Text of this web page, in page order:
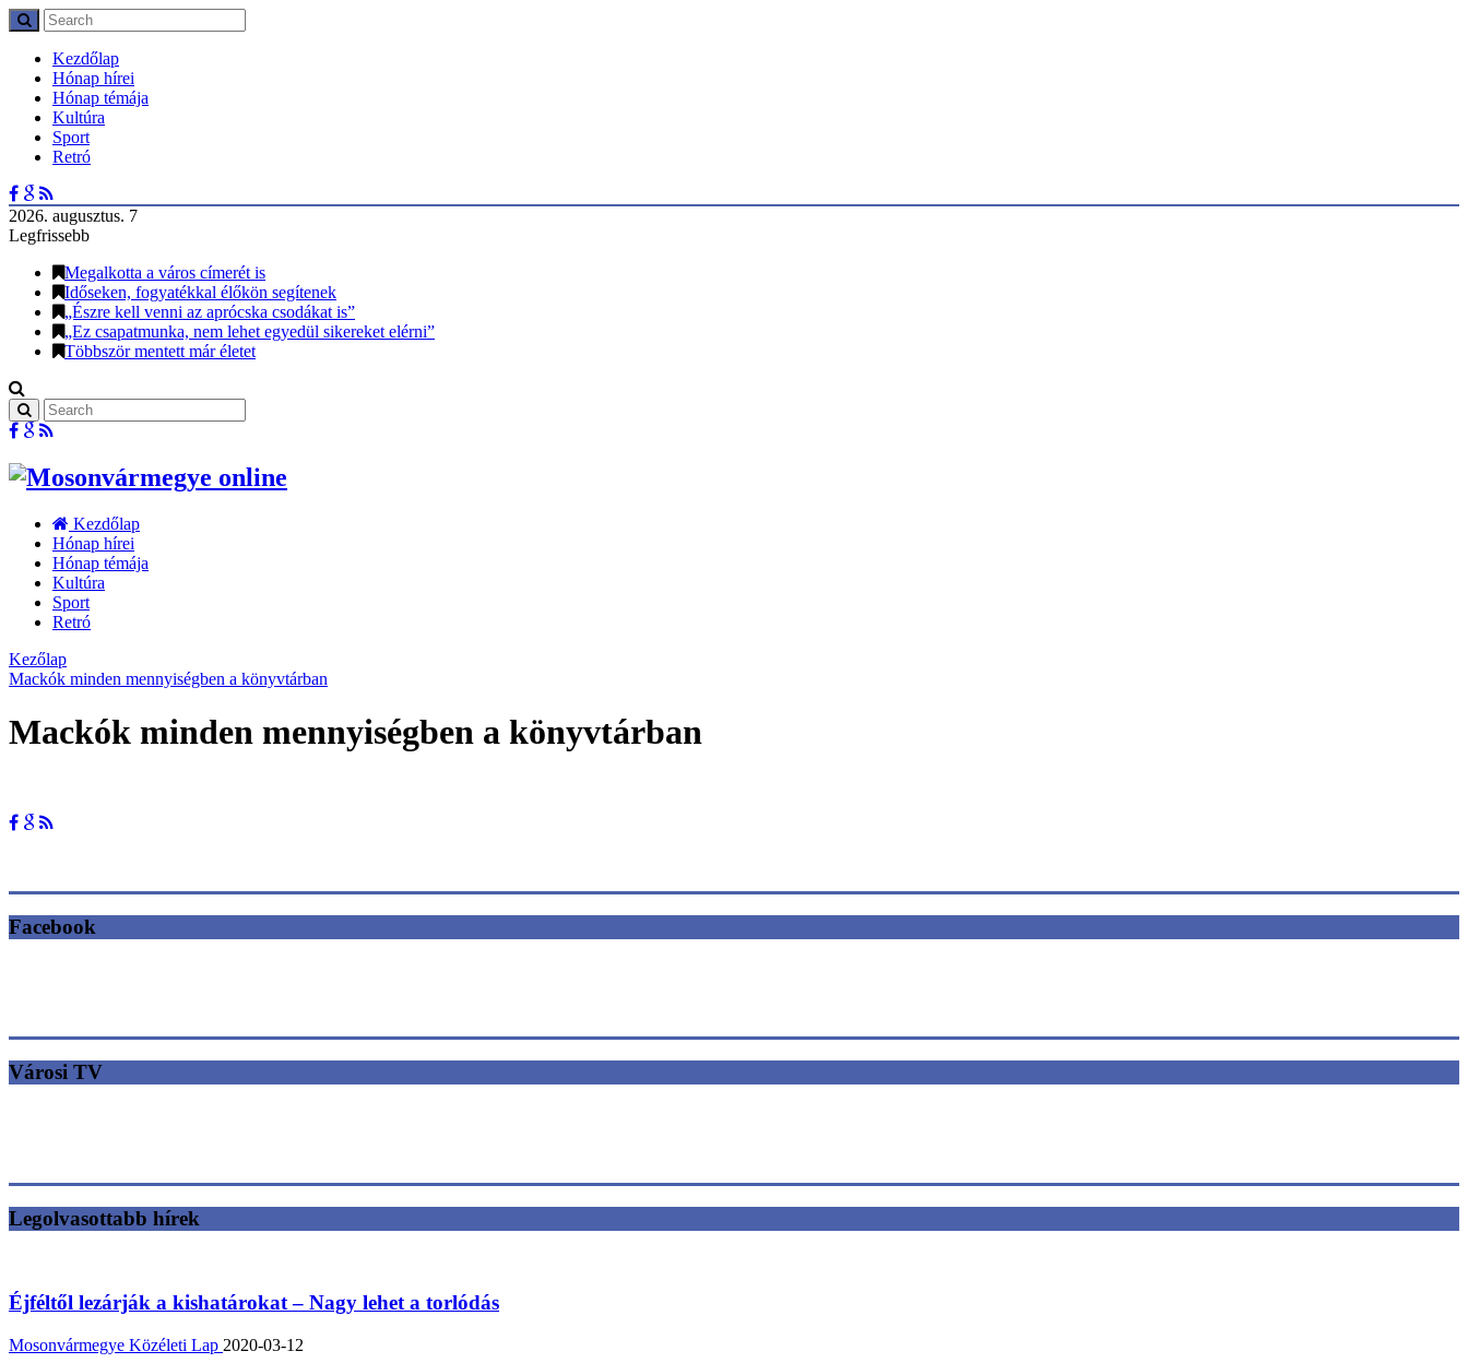
Kezdőlap
Hónap hírei
Hónap témája
Kultúra
Sport
Retró
2026. augusztus. 7
Legfrissebb
Megalkotta a város címerét is
Időseken, fogyatékkal élőkön segítenek
„Észre kell venni az aprócska csodákat is”
„Ez csapatmunka, nem lehet egyedül sikereket elérni”
Többször mentett már életet
Kezdőlap
Hónap hírei
Hónap témája
Kultúra
Sport
Retró
Kezőlap
Mackók minden mennyiségben a könyvtárban
Mackók minden mennyiségben a könyvtárban
Facebook
Városi TV
Legolvasottabb hírek
Éjféltől lezárják a kishatárokat – Nagy lehet a torlódás
Mosonvármegye Közéleti Lap 2020-03-12